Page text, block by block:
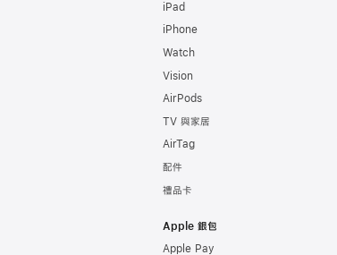
iPad
iPhone
Watch
Vision
AirPods
TV 與家居
AirTag
配件
禮品卡
Apple 銀包
Apple Pay